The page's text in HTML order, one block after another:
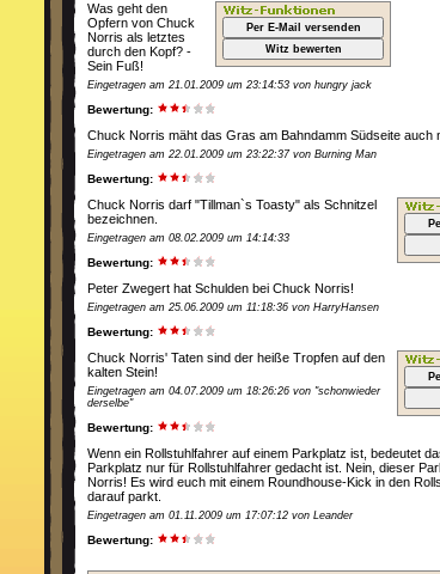
Per E-Mail versenden
Witz bewerten
Was geht den
Opfern von Chuck
Norris als letztes
durch den Kopf? -
Sein Fuß!
Eingetragen am 21.01.2009 um 23:14:53 von hungry jack
Bewertung:
Chuck Norris mäht das Gras am Bahndamm Südseite auch
Eingetragen am 22.01.2009 um 23:22:37 von Burning Man
Bewertung:
Chuck Norris darf "Tillman`s Toasty" als Schnitzel
bezeichnen.
Eingetragen am 08.02.2009 um 14:14:33
Bewertung:
Peter Zwegert hat Schulden bei Chuck Norris!
Eingetragen am 25.06.2009 um 11:18:36 von HarryHansen
Bewertung:
Chuck Norris' Taten sind der heiße Tropfen auf den
kalten Stein!
Eingetragen am 04.07.2009 um 18:26:26 von "schonwieder
derselbe"
Bewertung:
Wenn ein Rollstuhlfahrer auf einem Parkplatz ist, bedeutet
Parkplatz nur für Rollstuhlfahrer gedacht ist. Nein, dieser
Norris! Es wird euch mit einem Roundhouse-Kick in den
darauf parkt.
Eingetragen am 01.11.2009 um 17:07:12 von Leander
Bewertung: